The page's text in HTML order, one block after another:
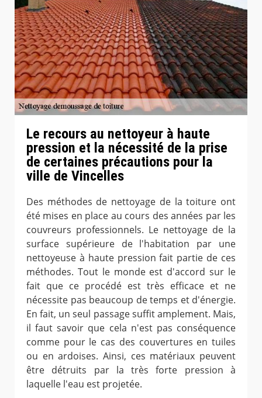
Le recours au nettoyeur à haute
pression et la nécessité de la prise
de certaines précautions pour la
ville de Vincelles
Des méthodes de nettoyage de la toiture ont
été mises en place au cours des années par les
couvreurs professionnels. Le nettoyage de la
surface supérieure de l'habitation par une
nettoyeuse à haute pression fait partie de ces
méthodes. Tout le monde est d'accord sur le
fait que ce procédé est très efficace et ne
nécessite pas beaucoup de temps et d'énergie.
En fait, un seul passage suffit amplement. Mais,
il faut savoir que cela n'est pas conséquence
comme pour le cas des couvertures en tuiles
ou en ardoises. Ainsi, ces matériaux peuvent
être détruits par la très forte pression à
laquelle l'eau est projetée.